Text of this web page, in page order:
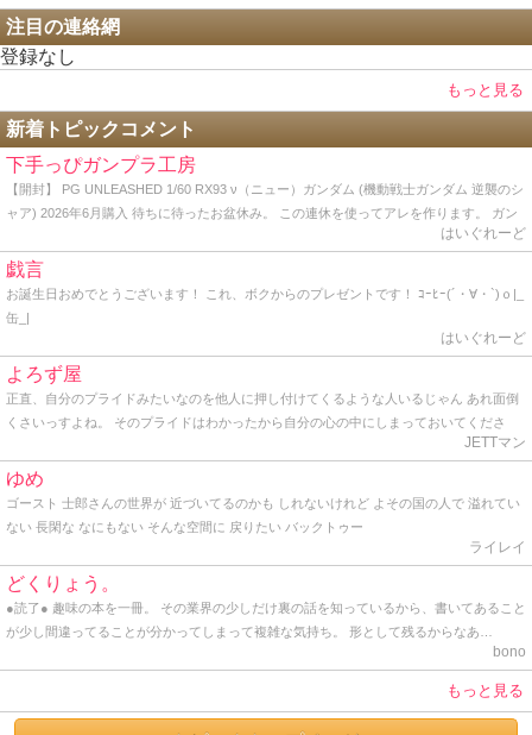
注目の連絡網
登録なし
もっと見る
新着トピックコメント
下手っぴガンプラ工房
【開封】 PG UNLEASHED 1/60 RX93 ν（ニュー）ガンダム (機動戦士ガンダム 逆襲のシ
ャア) 2026年6月購入 待ちに待ったお盆休み。 この連休を使ってアレを作ります。 ガン
プラ誕生45周年を記念して発売され、色んな意味で話題になった超変態級ガンプラ、
｢Perfect Grade Unleashed （以下、PGU） 1/60 νガンダム｣です。 2年前にPGU 初代ガ
ました。 そんな中、想定外の臨時収入に加え、Amazonでの値下げ祭りに便乗して購
入。 購入価格は、まぁざっくりと定価の２割引でした。 到着日、仕事から戻ると先日ア
ルバムにアップした外箱がスッポリ入るデカい段ボール箱が玄関先に置かれており、そ
の箱と共に出迎えた嫁はプラモ屋でも始めるつもりなのかと呆れ顔。 外箱を開けるとそ
の中には大きめのMGキットでよく見るサイズの大箱が3つ。 それぞれ内部フレーム用、
外装パーツ用、フィンファンネル用のランナーが入っています。 コレみて実感しまし
た。 今から作るのはPGU νガンダムだと。 YouTubeの中で多くの有名モデラーさん達が
感嘆の声と悲鳴を上げたPGU νガンダムが手元にあるんだと。 正直言ってこんなに早く
コイツを作る日が来るとは夢にも思わなかったワケですが。 早速ですが制作を開始しま
す。 今回は塗装なしの完全パチ組でいきます。 そもそも色分けなんか必要ないし。 この
連休中にひたすら黙々と修行僧のように作ってしまおうと思います。 なお、組み立て説
明書ではフェーズ1からフェーズ5までの大工程で別れていて、フェーズ1は飾り用のスタ
ンドで、フェーズ2は内部フレームの組み立てになっています。 この辺はだいたいPGU
初代ガンダムと同じ要領ですね。 ちなみに組み立て説明書ですが、110ページありまし
写真週刊誌並の分厚さ。 どうせなら袋とじでシコいグラビアでも差し込んだらいいの
に。 そんなワケでまずはスタンドと内部フレームの組み立てから始めますかね。 いざ、
はいぐれーど
戯言
お誕生日おめでとうございます！ これ、ボクからのプレゼントです！ ｺｰﾋｰ(´・∀・`)ｏ|_
缶_|
はいぐれーど
よろず屋
正直、自分のプライドみたいなのを他人に押し付けてくるような人いるじゃん あれ面倒
くさいっすよね。 そのプライドはわかったから自分の心の中にしまっておいてくださ
い。 プライドって個人が思い持つもので、他人に共有させるもんじゃないし、他人に見
せつけるものじゃないと思うね。 最近っうか、ここ一年ぐらいプライドの塊みたいなオ
持ってるけど、勿体なくて他人には見せたことはありません。 プライドってのはとても
とても大切なものだからね。 まっ、そんな感じで久しぶりに覗いてみたら、地味にアク
ションがあったんで久しぶりに書いてみた。 ではでは。 そんな感じ。
JETTマン
ゆめ
ゴースト 士郎さんの世界が 近づいてるのかも しれないけれど よその国の人で 溢れてい
ない 長閑な なにもない そんな空間に 戻りたい バックトゥー
ライレイ
どくりょう。
●読了● 趣味の本を一冊。 その業界の少しだけ裏の話を知っているから、書いてあること
が少し間違ってることが分かってしまって複雑な気持ち。 形として残るからなあ…
bono
もっと見る